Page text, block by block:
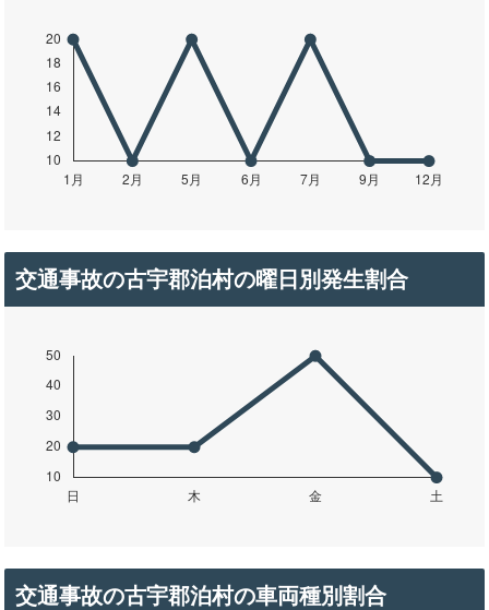
交通事故の古宇郡泊村の曜日別発生割合
交通事故の古宇郡泊村の車両種別割合